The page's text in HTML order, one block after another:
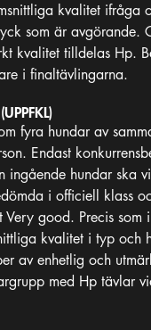
kvalitet ifråga
som är avgörande.
kvalitet tilldelas Hp.
i finaltävlingarna.
fyra hundar av
Endast
ingående hundar ska
i officiell klass
Very good. Precis som
kvalitet i typ och
av enhetlig och
med Hp tävlar